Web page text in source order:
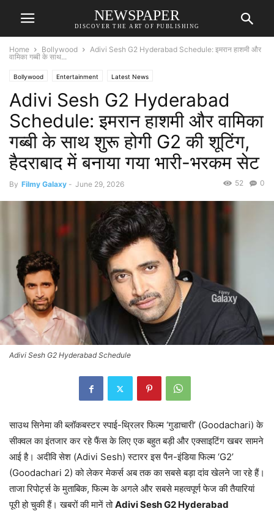
NEWSPAPER
DISCOVER THE ART OF PUBLISHING
Home Bollywood
Adivi Sesh G2 Hyderabad Schedule: इमरान हाशमी और
वामिका गब्बी के साथ...
Bollywood Entertainment Latest News
Adivi Sesh G2 Hyderabad
Schedule: इमरान हाशमी और वामिका
गब्बी के साथ शुरू होगी G2 की शूटिंग,
हैदराबाद में बनाया गया भारी-भरकम सेट
By Filmy Galaxy - June 29, 2026 0
52
Adivi Sesh G2 Hyderabad Schedule
साउथ सिनेमा की ब्लॉकबस्टर स्पाई-थ्रिलर फिल्म ‘गुडाचारी’ (Goodachari) के
सीक्वल का इंतजार कर रहे फैंस के लिए एक बहुत बड़ी और एक्साइटिंग खबर सामने
आई है। अदीवि सेश (Adivi Sesh) स्टारर इस पैन-इंडिया फिल्म ‘G2’
(Goodachari 2) को लेकर मेकर्स अब तक का सबसे बड़ा दांव खेलने जा रहे हैं।
ताजा रिपोर्ट्स के मुताबिक, फिल्म के अगले और सबसे महत्वपूर्ण फेज की तैयारियां
पूरी हो चुकी हैं। खबरों की मानें तोAdivi Sesh G2 Hyderabad